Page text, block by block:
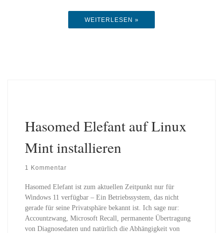
WEITERLESEN »
Hasomed Elefant auf Linux
Mint installieren
1 Kommentar
Hasomed Elefant ist zum aktuellen Zeitpunkt nur für
Windows 11 verfügbar – Ein Betriebssystem, das nicht
gerade für seine Privatsphäre bekannt ist. Ich sage nur:
Accountzwang, Microsoft Recall, permanente Übertragung
von Diagnosedaten und natürlich die Abhängigkeit von